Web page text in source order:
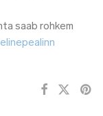
saab rohkem